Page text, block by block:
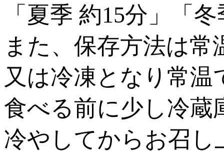
「夏季 約15分」「
また、保存方法は常
又は冷凍となり常温
食べる前に少し冷蔵
冷やしてからお召し